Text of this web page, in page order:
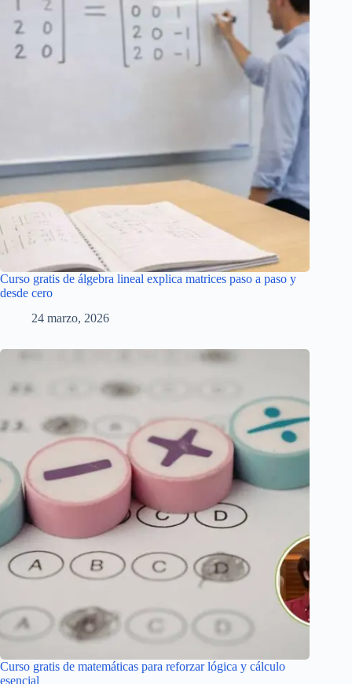
Curso gratis de álgebra lineal explica matrices paso a paso y
desde cero
24 marzo, 2026
Curso gratis de matemáticas para reforzar lógica y cálculo
esencial